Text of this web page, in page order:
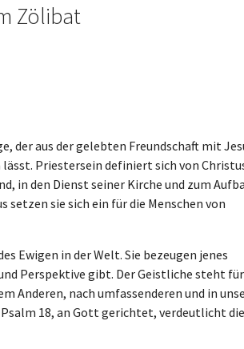
Zölibat
der aus der gelebten Freundschaft mit
Priestersein definiert sich von
in den Dienst seiner Kirche und zum
setzen sie sich ein für die Menschen von
Ewigen in der Welt. Sie bezeugen jenes
Perspektive gibt. Der Geistliche steht für
Anderen, nach umfassenderen und in
18, an Gott gerichtet, verdeutlicht